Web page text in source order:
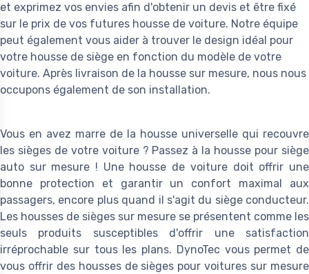
Vous en avez marre de la housse universelle qui recouvre
les sièges de votre voiture ? Passez à la housse pour siège
auto sur mesure ! Une housse de voiture doit offrir une
bonne protection et garantir un confort maximal aux
passagers, encore plus quand il s'agit du siège conducteur.
Les housses de sièges sur mesure se présentent comme les
seuls produits susceptibles d'offrir une satisfaction
irréprochable sur tous les plans. DynoTec vous permet de
vous offrir des housses de sièges pour voitures sur mesure
et exprimez vos envies afin d'obtenir un devis et être fixé
sur le prix de vos futures housse de voiture. Notre équipe
peut également vous aider à trouver le design idéal pour
votre housse de siège en fonction du modèle de votre
voiture. Après livraison de la housse sur mesure, nous nous
occupons également de son installation.